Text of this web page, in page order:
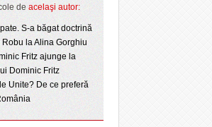
2025
View all
GRĂDINIŢE DIN TIMIŞ
PRIMĂRIILE DIN TIMIŞ
SFATUL MEDICULUI
SFATURI JURIDICE
de acelaşi autor:
S-a băgat doctrină
la Alina Gorghiu
Fritz ajunge la
Dominic Fritz
Unite? De ce preferă